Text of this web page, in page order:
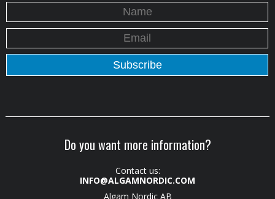
Do you want more information?
Contact us:
INFO@ALGAMNORDIC.COM
Algam Nordic AB